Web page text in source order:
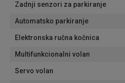
Zadnji senzori za parkiranje
Automatsko parkiranje
Elektronska ručna kočnica
Multifunkcionalni volan
Servo volan